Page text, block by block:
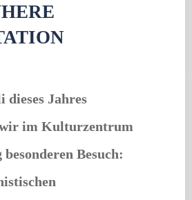
dieses Jahres
im Kulturzentrum
Besuch: